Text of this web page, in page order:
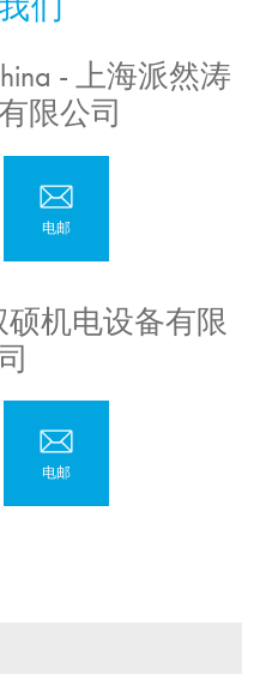
- 上海派然涛
限公司
机电设备有限